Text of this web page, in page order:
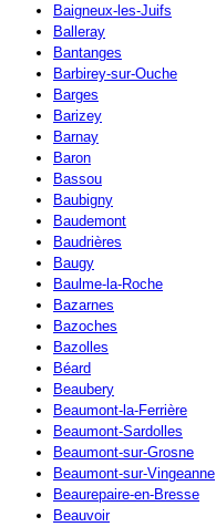
Baigneux-les-Juifs
Balleray
Bantanges
Barbirey-sur-Ouche
Barges
Barizey
Barnay
Baron
Bassou
Baubigny
Baudemont
Baudrières
Baugy
Baulme-la-Roche
Bazarnes
Bazoches
Bazolles
Béard
Beaubery
Beaumont-la-Ferrière
Beaumont-Sardolles
Beaumont-sur-Grosne
Beaumont-sur-Vingeanne
Beaurepaire-en-Bresse
Beauvoir